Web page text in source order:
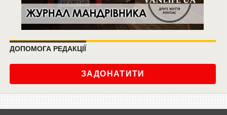
ДОПОМОГА РЕДАКЦІЇ
ЗАДОНАТИТИ